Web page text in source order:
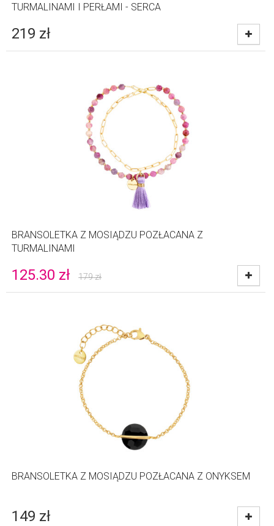
TURMALINAMI I PERŁAMI - SERCA
219 zł
BRANSOLETKA Z MOSIĄDZU POZŁACANA Z
TURMALINAMI
125.30 zł 179zł
BRANSOLETKA Z MOSIĄDZU POZŁACANA Z ONYKSEM
149 zł